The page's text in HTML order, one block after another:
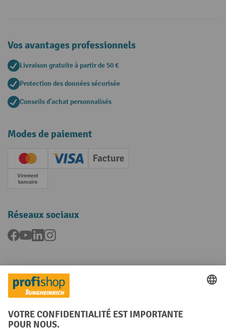
Vos avantages professionnels
Livraison gratuite à partir de 50 €
Protection des données sécurisée
Conseils d'achat personnalisés
Modes de paiement
Creditcard (Master)Creditcard (Visa)
Facture
Paiement anticipé
Réseaux sociaux
Facebook
YouTubeLinkedInInstagram
Langues
FR NL